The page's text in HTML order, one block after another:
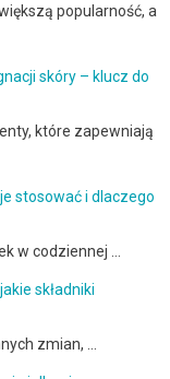
popularność, a
skóry – klucz do
które zapewniają
stosować i dlaczego
w codziennej …
składniki
zmian, …